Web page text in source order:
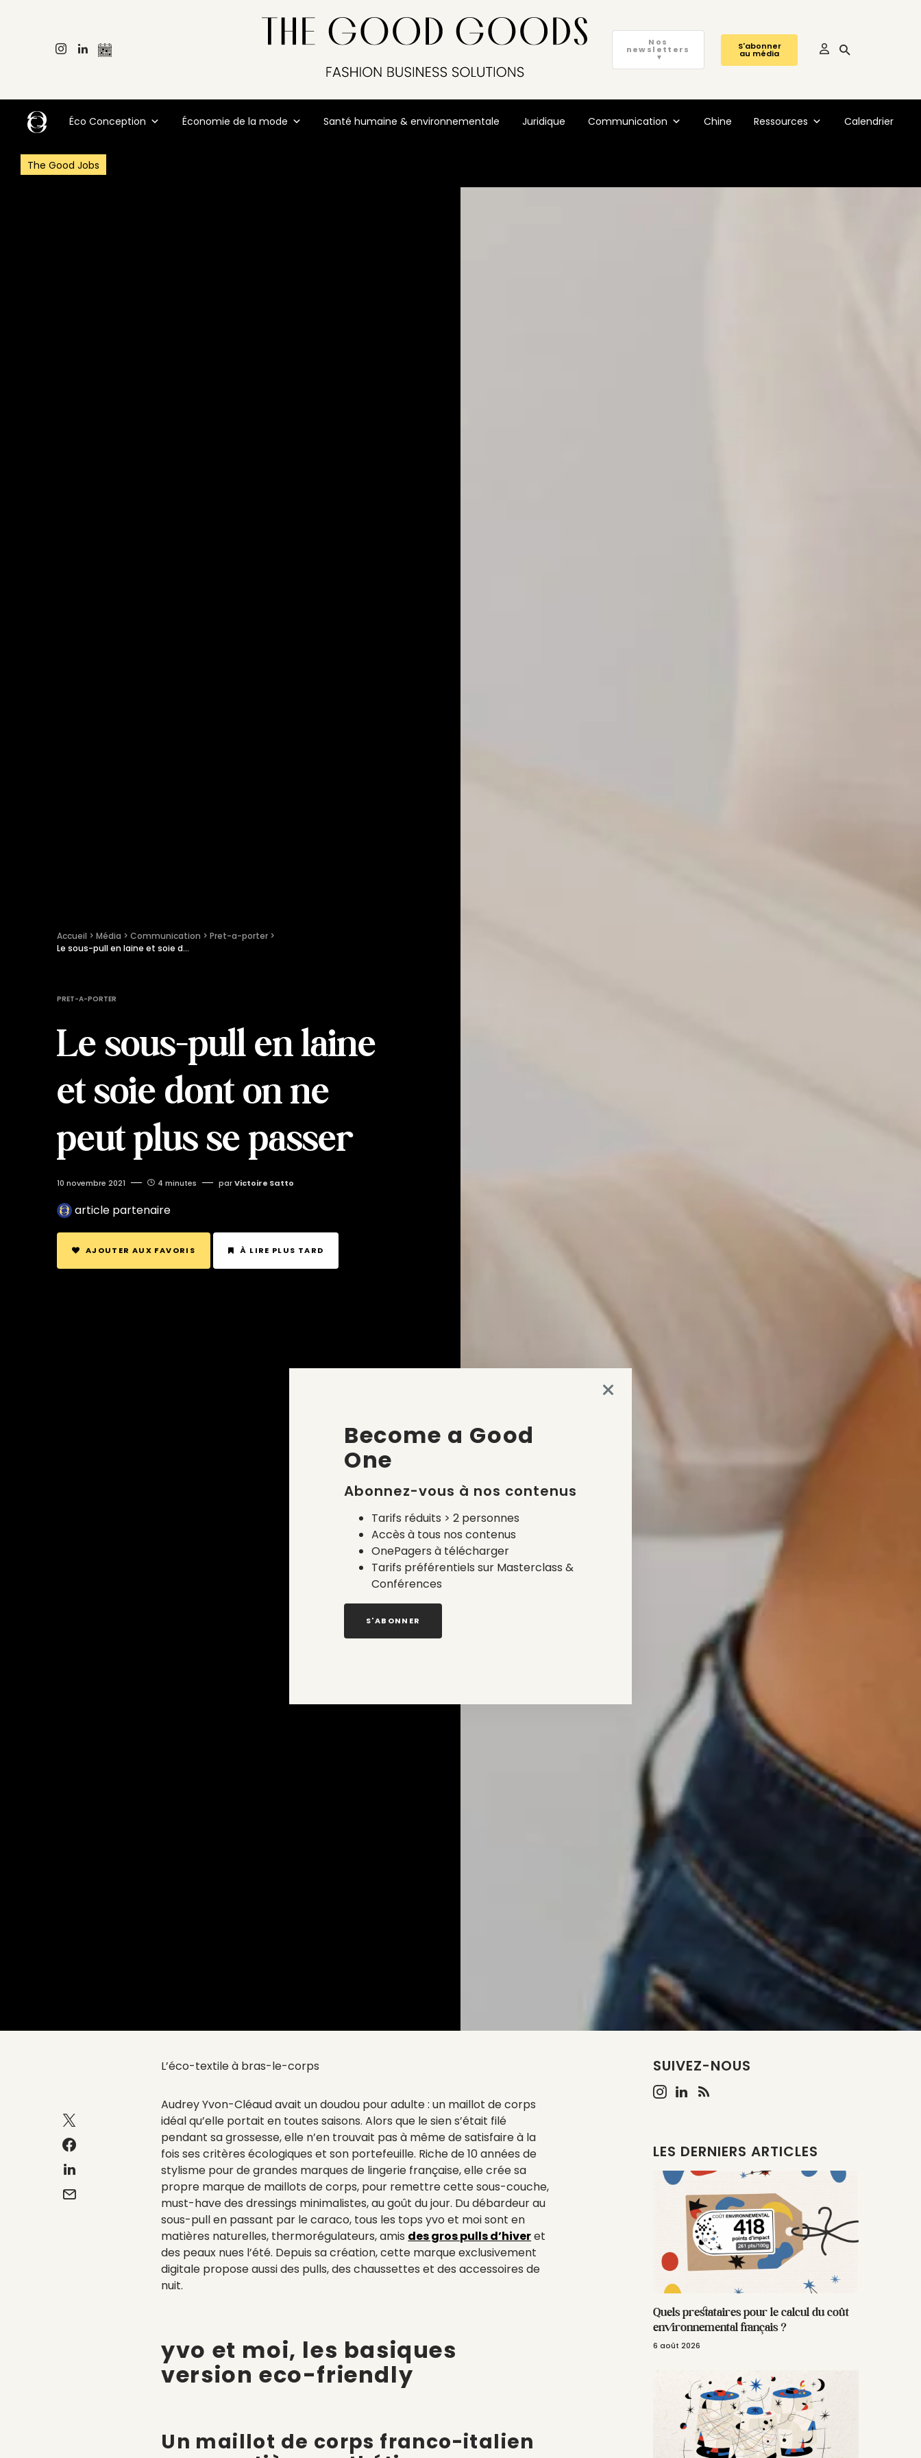
Nos
newsletters
▼
S'abonner
au média
Éco Conception Économie de la mode Santé humaine & environnementale Juridique Communication Chine Ressources Calendrier
The Good Jobs
Accueil > Média > Communication > Pret-a-porter >
Le sous-pull en laine et soie dont on ne peut plus se passer
PRET-A-PORTER
Le sous-pull en laine
et soie dont on ne
peut plus se passer
10 novembre 2021 4 minutes par Victoire Satto
article partenaire
AJOUTER AUX FAVORIS À LIRE PLUS TARD
L’éco-textile à bras-le-corps
Audrey Yvon-Cléaud avait un doudou pour adulte : un maillot de corps
idéal qu’elle portait en toutes saisons. Alors que le sien s’était filé
pendant sa grossesse, elle n’en trouvait pas à même de satisfaire à la
fois ses critères écologiques et son portefeuille. Riche de 10 années de
stylisme pour de grandes marques de lingerie française, elle crée sa
propre marque de maillots de corps, pour remettre cette sous-couche,
must-have des dressings minimalistes, au goût du jour. Du débardeur au
sous-pull en passant par le caraco, tous les tops yvo et moi sont en
matières naturelles, thermorégulateurs, amis des gros pulls d’hiveret
des peaux nues l’été. Depuis sa création, cette marque exclusivement
digitale propose aussi des pulls, des chaussettes et des accessoires de
nuit.
yvo et moi, les basiques
version eco-friendly
Un maillot de corps franco-italien
SUIVEZ-NOUS
LES DERNIERS ARTICLES
Quels prestataires pour le calcul du coût
environnemental français ?
6 août 2026
Become a Good
One
Abonnez-vous à nos contenus
Tarifs réduits > 2 personnes
Accès à tous nos contenus
OnePagers à télécharger
Tarifs préférentiels sur Masterclass &
Conférences
S'ABONNER